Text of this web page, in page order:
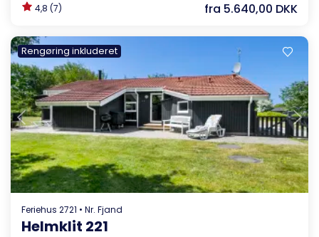
4,8 (7) fra 5.640,00 DKK
Rengøring inkluderet
Indlæser...
Feriehus 2721 • Nr. Fjand
Helmklit 221